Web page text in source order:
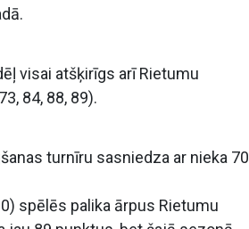
visai atšķirīgs arī Rietumu
84, 88, 89).
turnīru sasniedza ar nieka 70
spēlēs palika ārpus Rietumu